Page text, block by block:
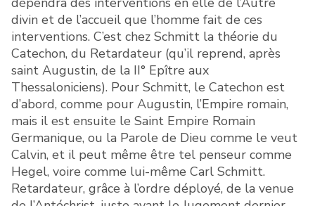
divin et de l’accueil que l’homme fait de ces
interventions. C’est chez Schmitt la théorie du
Catechon, du Retardateur (qu’il reprend, après
saint Augustin, de la II° Epître aux
Thessaloniciens). Pour Schmitt, le Catechon est
d’abord, comme pour Augustin, l’Empire romain,
mais il est ensuite le Saint Empire Romain
Germanique, ou la Parole de Dieu comme le veut
Calvin, et il peut même être tel penseur comme
Hegel, voire comme lui-même Carl Schmitt.
Retardateur, grâce à l’ordre déployé, de la venue